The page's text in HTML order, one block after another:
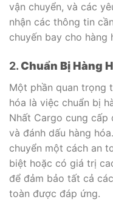
vận chuyển, và các
nhận các thông tin
chuyến bay cho hàng
2.Chuẩn Bị Hàng
Một phần quan trọng
hóa là việc chuẩn bị
Nhất Cargo cung cấp
và đánh dấu hàng
chuyển một cách an
biệt hoặc có giá trị
để đảm bảo tất cả
toàn được đáp ứng.